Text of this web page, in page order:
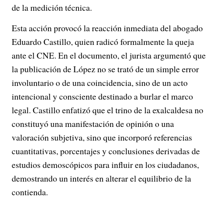
de la medición técnica.
Esta acción provocó la reacción inmediata del abogado
Eduardo Castillo, quien radicó formalmente la queja
ante el CNE. En el documento, el jurista argumentó que
la publicación de López no se trató de un simple error
involuntario o de una coincidencia, sino de un acto
intencional y consciente destinado a burlar el marco
legal. Castillo enfatizó que el trino de la exalcaldesa no
constituyó una manifestación de opinión o una
valoración subjetiva, sino que incorporó referencias
cuantitativas, porcentajes y conclusiones derivadas de
estudios demoscópicos para influir en los ciudadanos,
demostrando un interés en alterar el equilibrio de la
contienda.